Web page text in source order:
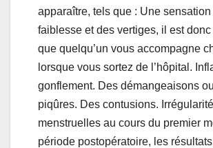
apparaître, tels que : Une sensation
faiblesse et des vertiges, il est
que quelqu’un vous accompagne
lorsque vous sortez de l’hôpital.
gonflement. Des démangeaisons
piqûres. Des contusions.
menstruelles au cours du premier
période postopératoire, les